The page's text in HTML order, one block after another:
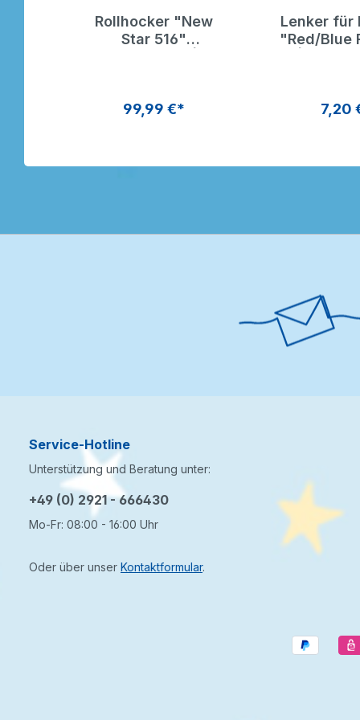
Rollhocker "New
Star 516"
99,99 €*
Lenker für
"Red/Blue
7,20
Service-Hotline
Unterstützung und Beratung unter:
+49 (0) 2921 - 666430
Mo-Fr: 08:00 - 16:00 Uhr
Oder über unser Kontaktformular.